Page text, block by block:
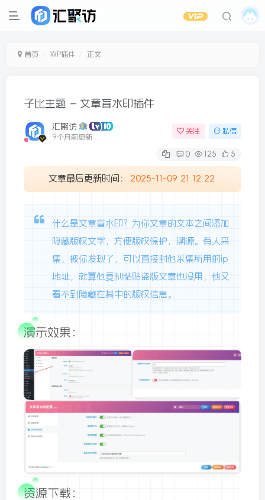
首页 WP插件 正文
子比主题 – 文章盲水印插件
汇聚访
9个月前更新
关注 私信
0 125 5
文章最后更新时间： 2025-11-09 21:12:22
什么是文章盲水印？为你文章的文本之间添加
隐藏版权文字，方便版权保护，溯源。有人采
集，被你发现了，可以直接封他采集所用的ip
地址，就算他复制粘贴盗版文章也没用，他又
看不到隐藏在其中的版权信息。
演示效果：
资源下载：